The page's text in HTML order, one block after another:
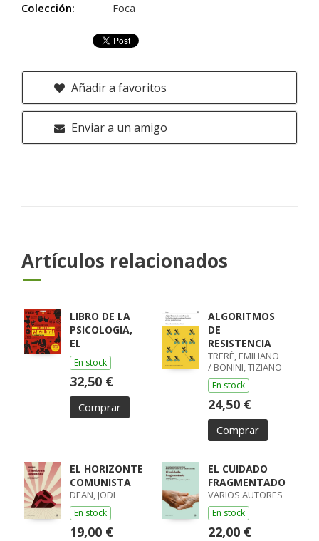
Colección:
Foca
Añadir a favoritos
Enviar a un amigo
Artículos relacionados
LIBRO DE LA
PSICOLOGIA,
EL
En stock
32,50 €
Comprar
ALGORITMOS
DE
RESISTENCIA
TRERÉ, EMILIANO
/ BONINI, TIZIANO
En stock
24,50 €
Comprar
EL HORIZONTE
COMUNISTA
DEAN, JODI
En stock
19,00 €
EL CUIDADO
FRAGMENTADO
VARIOS AUTORES
En stock
22,00 €